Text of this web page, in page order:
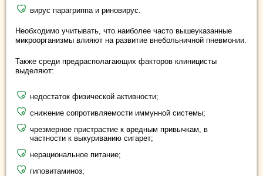
вирус парагриппа и риновирус.
Необходимо учитывать, что наиболее часто вышеуказанные
микроорганизмы влияют на развитие внебольничной пневмонии.
Также среди предрасполагающих факторов клиницисты
выделяют:
недостаток физической активности;
снижение сопротивляемости иммунной системы;
чрезмерное пристрастие к вредным привычкам, в
частности к выкуриванию сигарет;
нерациональное питание;
гиповитаминоз;